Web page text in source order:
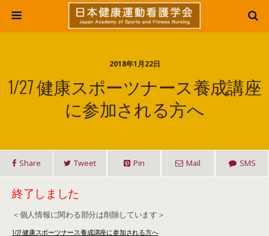
2018年1月22日
1/27 健康スポーツナース養成講座
に参加される方へ
Share Tweet Pin Mail SMS
終了しました
＜個人情報に関わる部分は削除しています＞
1/27健康スポーツナース養成講座に参加される方へ